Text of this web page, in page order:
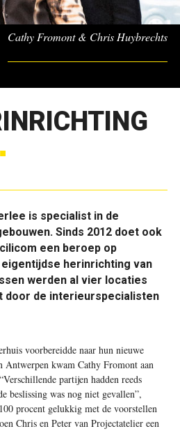
Cathy Fromont & Chris Huybrechts
is specialist in de
Sinds 2012 doet ook
een beroep op
herinrichting van
werden al vier locaties
door de interieurspecialisten
voorbereidde naar hun nieuwe
Antwerpen kwam Cathy Fromont aan
partijen hadden reeds
beslissing was nog niet gevallen”,
procent gelukkig met de voorstellen
Chris en Peter van Projectatelier een